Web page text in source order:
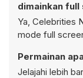
dimainkan full
Ya, Celebrities
mode full
Permainan
Jelajahi lebih